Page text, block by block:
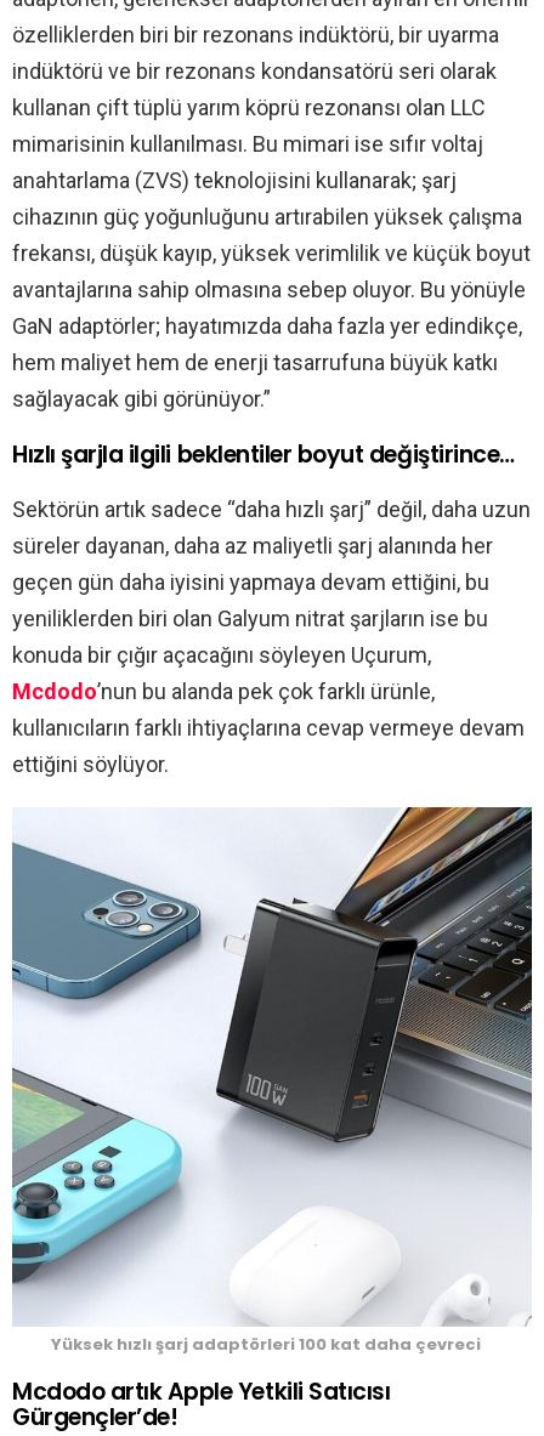
özelliklerden biri bir rezonans indüktörü, bir uyarma
indüktörü ve bir rezonans kondansatörü seri olarak
kullanan çift tüplü yarım köprü rezonansı olan LLC
mimarisinin kullanılması. Bu mimari ise sıfır voltaj
anahtarlama (ZVS) teknolojisini kullanarak; şarj
cihazının güç yoğunluğunu artırabilen yüksek çalışma
frekansı, düşük kayıp, yüksek verimlilik ve küçük boyut
avantajlarına sahip olmasına sebep oluyor. Bu yönüyle
GaN adaptörler; hayatımızda daha fazla yer edindikçe,
hem maliyet hem de enerji tasarrufuna büyük katkı
sağlayacak gibi görünüyor.”
Hızlı şarjla ilgili beklentiler boyut değiştirince…
Sektörün artık sadece “daha hızlı şarj” değil, daha uzun
süreler dayanan, daha az maliyetli şarj alanında her
geçen gün daha iyisini yapmaya devam ettiğini, bu
yeniliklerden biri olan Galyum nitrat şarjların ise bu
konuda bir çığır açacağını söyleyen Uçurum,
Mcdodo’nun bu alanda pek çok farklı ürünle,
kullanıcıların farklı ihtiyaçlarına cevap vermeye devam
ettiğini söylüyor.
Yüksek hızlı şarj adaptörleri 100 kat daha çevreci
Mcdodo artık Apple Yetkili Satıcısı
Gürgençler’de!